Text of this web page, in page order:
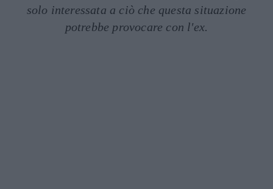
solo interessata a ciò che questa situazione
potrebbe provocare con l'ex.